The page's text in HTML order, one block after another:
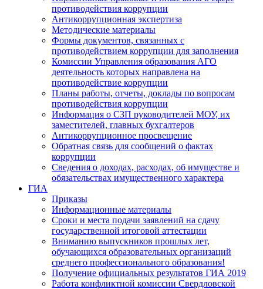
противодействия коррупции
Антикоррупционная экспертиза
Методические материалы
Формы документов, связанных с
противодействием коррупции для заполнения
Комиссии Управления образования АГО
деятельность которых направлена на
противодействие коррупции
Планы работы, отчеты, доклады по вопросам
противодействия коррупции
Информация о СЗП руководителей МОУ, их
заместителей, главных бухгалтеров
Антикоррупционное просвещение
Обратная связь для сообщений о фактах
коррупции
Сведения о доходах, расходах, об имуществе и
обязательствах имущественного характера
ГИА
Приказы
Информационные материалы
Сроки и места подачи заявлений на сдачу
государственной итоговой аттестации
Вниманию выпускников прошлых лет,
обучающихся образовательных организаций
среднего профессионального образования!
Получение официальных результатов ГИА 2019
Работа конфликтной комиссии Свердловской